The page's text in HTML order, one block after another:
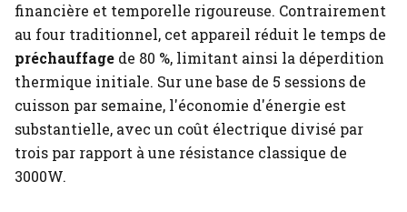
financière et temporelle rigoureuse. Contrairement
au four traditionnel, cet appareil réduit le temps de
préchauffage de 80 %, limitant ainsi la déperdition
thermique initiale. Sur une base de 5 sessions de
cuisson par semaine, l'économie d'énergie est
substantielle, avec un coût électrique divisé par
trois par rapport à une résistance classique de
3000W.